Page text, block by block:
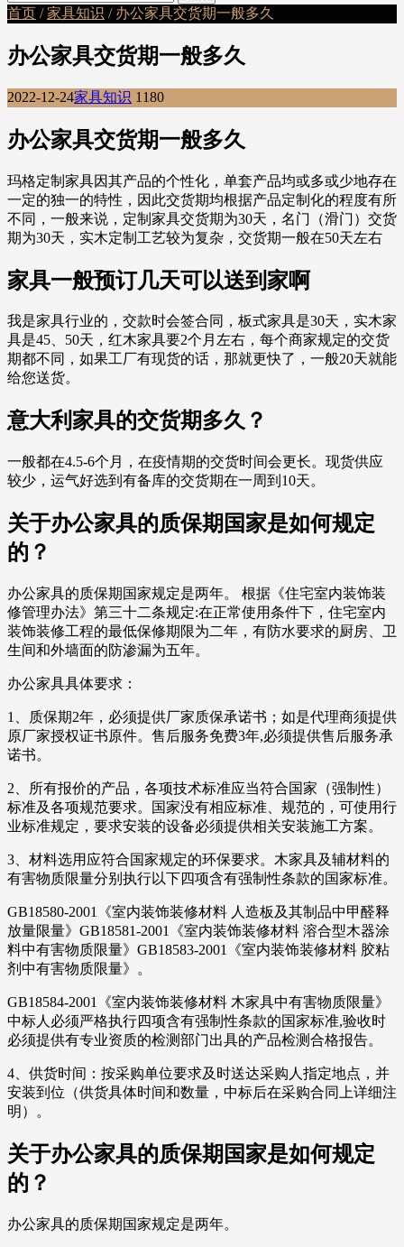
首页 /家具知识 / 办公家具交货期一般多久
办公家具交货期一般多久
2022-12-24家具知识 1180
办公家具交货期一般多久
玛格定制家具因其产品的个性化，单套产品均或多或少地存在
一定的独一的特性，因此交货期均根据产品定制化的程度有所
不同，一般来说，定制家具交货期为30天，名门（滑门）交货
期为30天，实木定制工艺较为复杂，交货期一般在50天左右
家具一般预订几天可以送到家啊
我是家具行业的，交款时会签合同，板式家具是30天，实木家
具是45、50天，红木家具要2个月左右，每个商家规定的交货
期都不同，如果工厂有现货的话，那就更快了，一般20天就能
给您送货。
意大利家具的交货期多久？
一般都在4.5-6个月，在疫情期的交货时间会更长。现货供应
较少，运气好选到有备库的交货期在一周到10天。
关于办公家具的质保期国家是如何规定
的？
办公家具的质保期国家规定是两年。 根据《住宅室内装饰装
修管理办法》第三十二条规定:在正常使用条件下，住宅室内
装饰装修工程的最低保修期限为二年，有防水要求的厨房、卫
生间和外墙面的防渗漏为五年。
办公家具具体要求：
1、质保期2年，必须提供厂家质保承诺书；如是代理商须提供
原厂家授权证书原件。售后服务免费3年,必须提供售后服务承
诺书。
2、所有报价的产品，各项技术标准应当符合国家（强制性）
标准及各项规范要求。国家没有相应标准、规范的，可使用行
业标准规定，要求安装的设备必须提供相关安装施工方案。
3、材料选用应符合国家规定的环保要求。木家具及辅材料的
有害物质限量分别执行以下四项含有强制性条款的国家标准。
GB18580-2001《室内装饰装修材料 人造板及其制品中甲醛释
放量限量》GB18581-2001《室内装饰装修材料 溶合型木器涂
料中有害物质限量》GB18583-2001《室内装饰装修材料 胶粘
剂中有害物质限量》。
GB18584-2001《室内装饰装修材料 木家具中有害物质限量》
中标人必须严格执行四项含有强制性条款的国家标准,验收时
必须提供有专业资质的检测部门出具的产品检测合格报告。
4、供货时间：按采购单位要求及时送达采购人指定地点，并
安装到位（供货具体时间和数量，中标后在采购合同上详细注
明）。
关于办公家具的质保期国家是如何规定
的？
办公家具的质保期国家规定是两年。